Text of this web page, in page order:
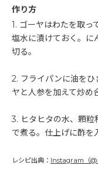
作り方
1. ゴーヤはわたを取
塩水に漬けておく。に
切る。
2. フライパンに油を
ヤと人参を加えて炒め
3. ヒタヒタの水、顆粒
で煮る。仕上げに酢を
レシピ出典： Instagram（